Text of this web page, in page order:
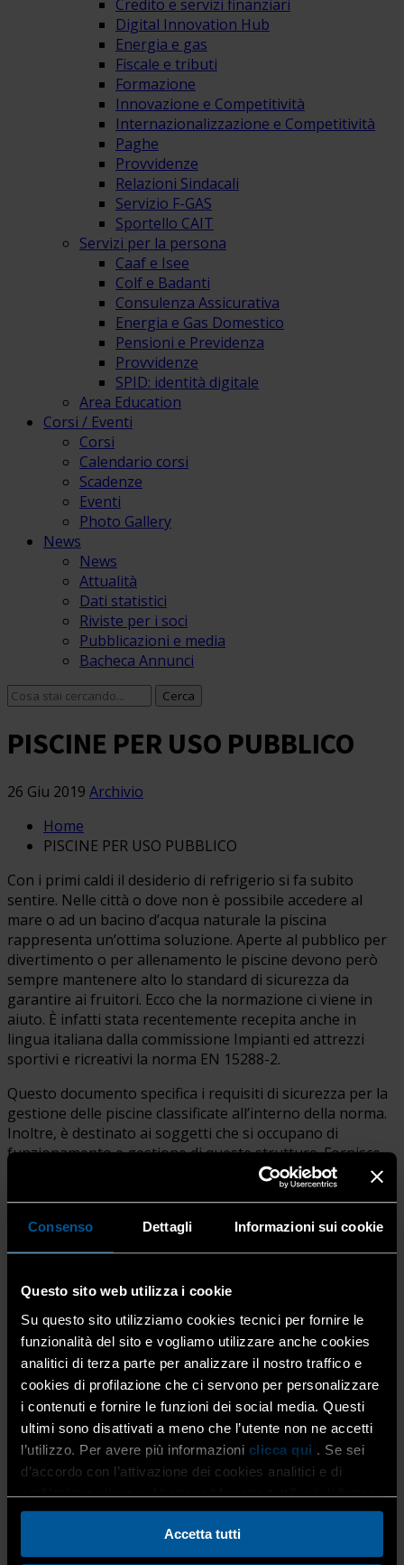
Consenso Dettagli Informazioni sui cookie
Questo sito web utilizza i cookie
Su questo sito utilizziamo cookies tecnici per fornire le
funzionalità del sito e vogliamo utilizzare anche cookies
analitici di terza parte per analizzare il nostro traffico e
cookies di profilazione che ci servono per personalizzare
i contenuti e fornire le funzioni dei social media. Questi
ultimi sono disattivati a meno che l’utente non ne accetti
l’utilizzo. Per avere più informazioni clicca qui . Se sei
d’accordo con l’attivazione dei cookies analitici e di
profilazione clicca sul bottone “Accetta tutti” qui di fianco.
Accetta tutti
Credito e servizi finanziari
Digital Innovation Hub
Energia e gas
Fiscale e tributi
Formazione
Innovazione e Competitività
Internazionalizzazione e Competitività
Paghe
Provvidenze
Relazioni Sindacali
Servizio F-GAS
Sportello CAIT
Servizi per la persona
Caaf e Isee
Colf e Badanti
Consulenza Assicurativa
Energia e Gas Domestico
Pensioni e Previdenza
Provvidenze
SPID: identità digitale
Area Education
Corsi / Eventi
Corsi
Calendario corsi
Scadenze
Eventi
Photo Gallery
News
News
Attualità
Dati statistici
Riviste per i soci
Pubblicazioni e media
Bacheca Annunci
PISCINE PER USO PUBBLICO
26 Giu 2019 Archivio
Home
PISCINE PER USO PUBBLICO
Con i primi caldi il desiderio di refrigerio si fa subito
sentire. Nelle città o dove non è possibile accedere al
mare o ad un bacino d’acqua naturale la piscina
rappresenta un’ottima soluzione. Aperte al pubblico per
divertimento o per allenamento le piscine devono però
sempre mantenere alto lo standard di sicurezza da
garantire ai fruitori. Ecco che la normazione ci viene in
aiuto. È infatti stata recentemente recepita anche in
lingua italiana dalla commissione Impianti ed attrezzi
sportivi e ricreativi la norma EN 15288-2.
Questo documento specifica i requisiti di sicurezza per la
gestione delle piscine classificate all’interno della norma.
Inoltre, è destinato ai soggetti che si occupano di
funzionamento e gestione di queste strutture. Fornisce
una guida sui rischi per il personale e gli utilizzatori
associati alle piscine pubbliche, individuando le
Le piscine classificate, oggetto di questa norma, sono
composte ad esempio da aree delimitate di fiumi, laghi o
del mare. Vediamo la classificazione in dettaglio qui di
seguito:
tipo 1 – Piscina nella quale le attività correlate
all’acqua sono l’attività principale per esempio,
piscine pubbliche, piscine per utilizzo ricreativo,
parchi acquatici) e il cui utilizzo sia “pubblico”;
tipo 2 – Piscina che costituisce un servizio
aggiuntivo rispetto all’attività principale per
esempio, piscine di hotel, piscine di campeggi,
piscine di club, piscine terapeutiche, piscine
scolastiche, il cui utilizzo sia “pubblico”;
tipo 3 – Tutte le piscine per utilizzo pubblico, ad